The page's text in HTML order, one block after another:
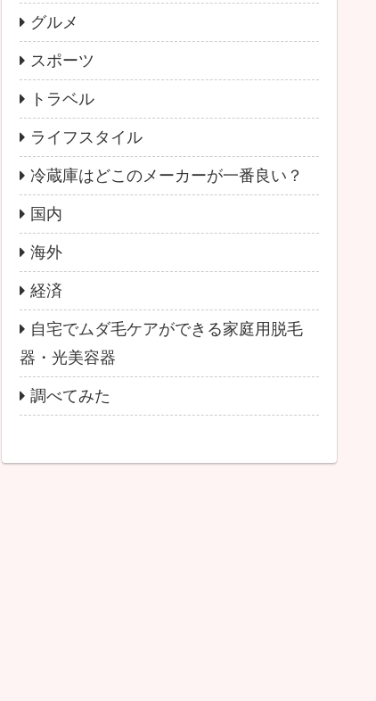
グルメ
スポーツ
トラベル
ライフスタイル
冷蔵庫はどこのメーカーが一番良い？
国内
海外
経済
自宅でムダ毛ケアができる家庭用脱毛
器・光美容器
調べてみた